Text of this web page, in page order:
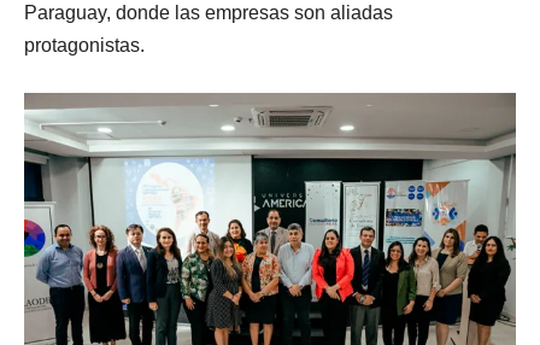
Paraguay, donde las empresas son aliadas
protagonistas.